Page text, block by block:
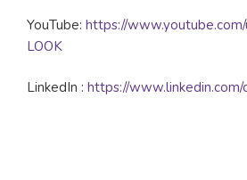
YouTube: https://
LOOK
LinkedIn : https://